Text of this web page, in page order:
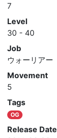
7
Level
30 - 40
Job
ウォーリアー
Movement
5
Tags
OG
Release Date